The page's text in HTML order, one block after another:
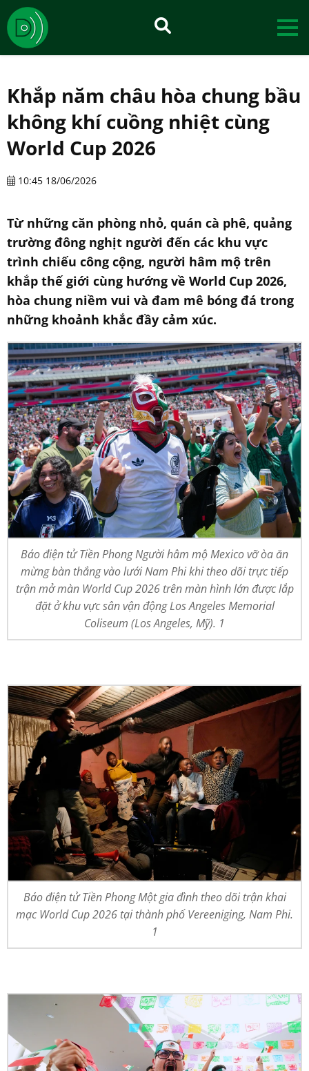
Khắp năm châu hòa chung bầu
không khí cuồng nhiệt cùng
World Cup 2026
10:45 18/06/2026
Từ những căn phòng nhỏ, quán cà phê, quảng
trường đông nghịt người đến các khu vực
trình chiếu công cộng, người hâm mộ trên
khắp thế giới cùng hướng về World Cup 2026,
hòa chung niềm vui và đam mê bóng đá trong
những khoảnh khắc đầy cảm xúc.
Báo điện tử Tiền Phong Người hâm mộ Mexico vỡ òa ăn
mừng bàn thắng vào lưới Nam Phi khi theo dõi trực tiếp
trận mở màn World Cup 2026 trên màn hình lớn được lắp
đặt ở khu vực sân vận động Los Angeles Memorial
Coliseum (Los Angeles, Mỹ). 1
Báo điện tử Tiền Phong Một gia đình theo dõi trận khai
mạc World Cup 2026 tại thành phố Vereeniging, Nam Phi.
1